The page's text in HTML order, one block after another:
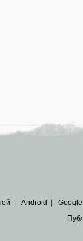
Android Google